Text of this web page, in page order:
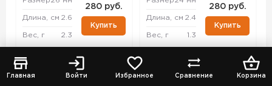
Главная Войти Избранное Сравнение Корзина
Длина, см 2.6
Вес, г 2.3
280 руб.
Купить
Размер
280 руб.
Длина, см 2.4
Вес, г 1.3
280 руб.
Купить
26 мм
280 руб.